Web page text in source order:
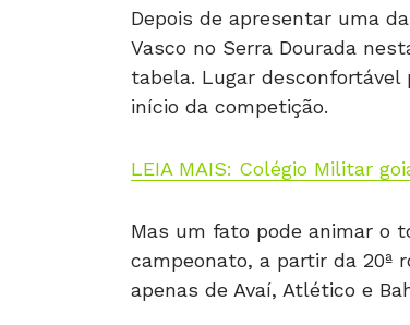
Depois de apresentar uma
Vasco no Serra Dourada
tabela. Lugar
início da competição.
LEIA MAIS: Colégio Militar
Mas um fato pode animar o
campeonato, a partir da 20ª
apenas de Avaí, Atlético e